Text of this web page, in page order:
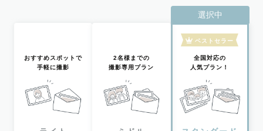
おすすめスポットで
手軽に撮影
2名様までの
撮影専用プラン
選択中
ベストセラー
全国対応の
人気プラン！